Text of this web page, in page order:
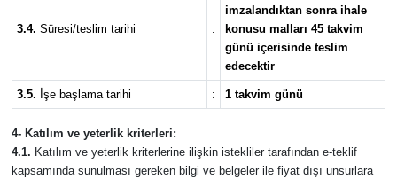
3.4. Süresi/teslim tarihi :
imzalandıktan sonra ihale
konusu malları 45 takvim
günü içerisinde teslim
edecektir
3.5. İşe başlama tarihi : 1 takvim günü
4- Katılım ve yeterlik kriterleri:
4.1. Katılım ve yeterlik kriterlerine ilişkin istekliler tarafından e-teklif
kapsamında sunulması gereken bilgi ve belgeler ile fiyat dışı unsurlara